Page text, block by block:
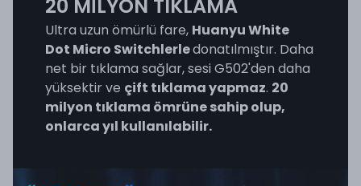
20 MİLYON TIKLAMA
Ultra uzun ömürlü fare, Huanyu White
Dot Micro Switchlerledonatılmıştır. Daha
net bir tıklama sağlar, sesi G502'den daha
yüksektir ve çift tıklama yapmaz. 20
milyon tıklama ömrüne sahip olup,
onlarca yıl kullanılabilir.